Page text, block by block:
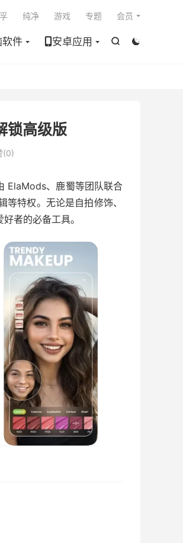


软件 安卓应用
纯净 游戏 专题 会员
锁高级版
(0)
ElaMods、鹿蜀等团队联合
特权。无论是自拍修饰、
者的必备工具。